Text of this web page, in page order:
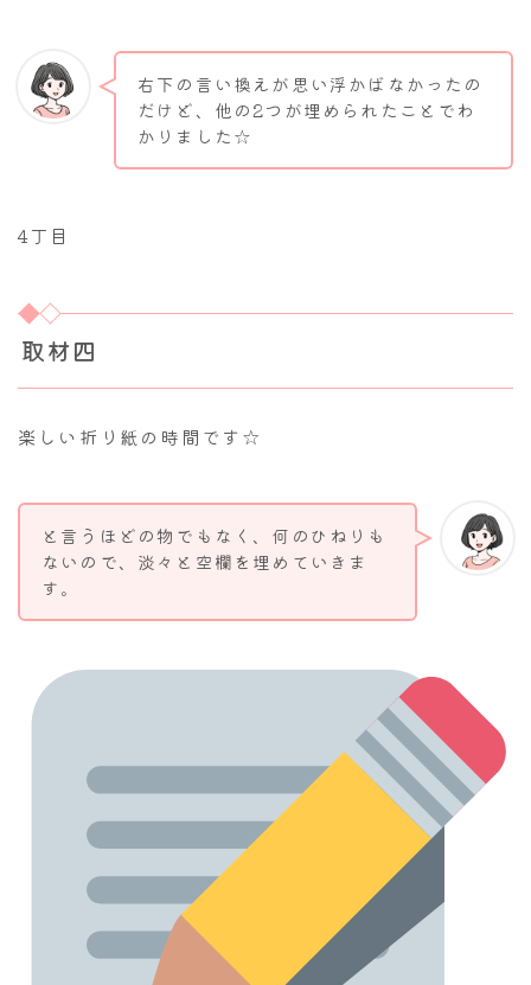
右下の言い換えが思い浮かばなかったの
だけど、他の2つが埋められたことでわ
かりました☆
4丁目
取材四
楽しい折り紙の時間です☆
と言うほどの物でもなく、何のひねりも
ないので、淡々と空欄を埋めていきま
す。